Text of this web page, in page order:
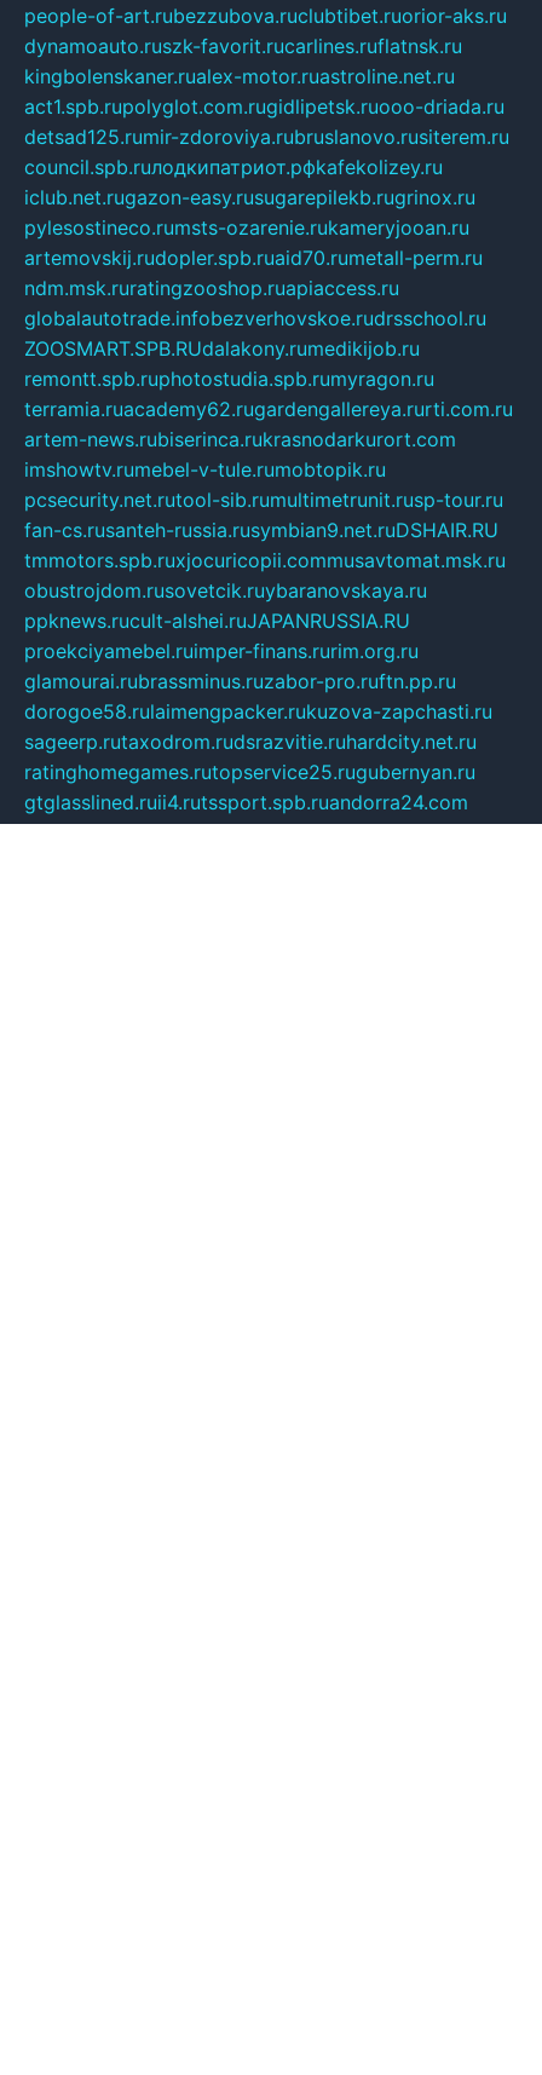
people-of-art.rubezzubova.ruclubtibet.ruorior-aks.ru
dynamoauto.ruszk-favorit.rucarlines.ruflatnsk.ru
kingbolenskaner.rualex-motor.ruastroline.net.ru
act1.spb.rupolyglot.com.rugidlipetsk.ruooo-driada.ru
detsad125.rumir-zdoroviya.rubruslanovo.rusiterem.ru
council.spb.ruлодкипатриот.рфkafekolizey.ru
iclub.net.rugazon-easy.rusugarepilekb.rugrinox.ru
pylesostineco.rumsts-ozarenie.rukameryjooan.ru
artemovskij.rudopler.spb.ruaid70.rumetall-perm.ru
ndm.msk.ruratingzooshop.ruapiaccess.ru
globalautotrade.infobezverhovskoe.rudrsschool.ru
ZOOSMART.SPB.RUdalakony.rumedikijob.ru
remontt.spb.ruphotostudia.spb.rumyragon.ru
terramia.ruacademy62.rugardengallereya.rurti.com.ru
artem-news.rubiserinca.rukrasnodarkurort.com
imshowtv.rumebel-v-tule.rumobtopik.ru
pcsecurity.net.rutool-sib.rumultimetrunit.rusp-tour.ru
fan-cs.rusanteh-russia.rusymbian9.net.ruDSHAIR.RU
tmmotors.spb.ruxjocuricopii.commusavtomat.msk.ru
obustrojdom.rusovetcik.ruybaranovskaya.ru
ppknews.rucult-alshei.ruJAPANRUSSIA.RU
proekciyamebel.ruimper-finans.rurim.org.ru
glamourai.rubrassminus.ruzabor-pro.ruftn.pp.ru
dorogoe58.rulaimengpacker.rukuzova-zapchasti.ru
sageerp.rutaxodrom.rudsrazvitie.ruhardcity.net.ru
ratinghomegames.rutopservice25.rugubernyan.ru
gtglasslined.ruii4.rutssport.spb.ruandorra24.com